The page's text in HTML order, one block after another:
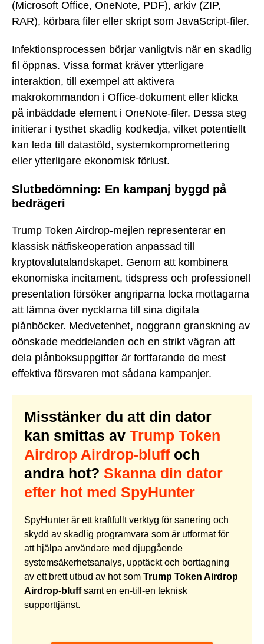
(Microsoft Office, OneNote, PDF), arkiv (ZIP,
RAR), körbara filer eller skript som JavaScript-filer.
Infektionsprocessen börjar vanligtvis när en skadlig
fil öppnas. Vissa format kräver ytterligare
interaktion, till exempel att aktivera
makrokommandon i Office-dokument eller klicka
på inbäddade element i OneNote-filer. Dessa steg
initierar i tysthet skadlig kodkedja, vilket potentiellt
kan leda till datastöld, systemkompromettering
eller ytterligare ekonomisk förlust.
Slutbedömning: En kampanj byggd på
bedrägeri
Trump Token Airdrop-mejlen representerar en
klassisk nätfiskeoperation anpassad till
kryptovalutalandskapet. Genom att kombinera
ekonomiska incitament, tidspress och professionell
presentation försöker angriparna locka mottagarna
att lämna över nycklarna till sina digitala
plånböcker. Medvetenhet, noggrann granskning av
oönskade meddelanden och en strikt vägran att
dela plånboksuppgifter är fortfarande de mest
effektiva försvaren mot sådana kampanjer.
Misstänker du att din dator
kan smittas av Trump Token
Airdrop Airdrop-bluffoch
andra hot? Skanna din dator
efter hot med SpyHunter
SpyHunter är ett kraftfullt verktyg för sanering och
skydd av skadlig programvara som är utformat för
att hjälpa användare med djupgående
systemsäkerhetsanalys, upptäckt och borttagning
av ett brett utbud av hot som Trump Token Airdrop
Airdrop-bluffsamt en en-till-en teknisk
supporttjänst.